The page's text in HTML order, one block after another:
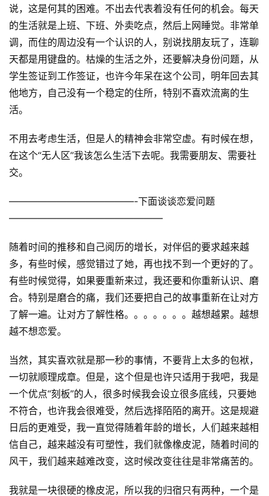
说，这是何其的困难。不出去代表着没有任何的机会。每天
的生活就是上班、下班、外卖吃点，然后上网睡觉。非常单
调，而住的周边没有一个认识的人，别说找朋友玩了，连聊
天都是用键盘的。枯燥的生活之外，还要解决身份问题，从
学生签证到工作签证，也许今年呆在这个公司，明年回去其
他地方，自己没有一个稳定的住所，特别不喜欢流离的生
活。
不用去考虑生活，但是人的精神会非常空虚。有时候在想，
在这个“无人区”我该怎么生活下去呢。我需要朋友、需要社
交。
—————————————-下面谈谈恋爱问题
————————————————
随着时间的推移和自己阅历的增长，对伴侣的要求越来越
多，有些时候，感觉错过了她，再也找不到一个更好的了。
有些时候觉得，如果要重新来过，我还要和你重新认识、磨
合。特别是磨合的痛，我们还要把自己的故事重新在让对方
了解一遍。让对方了解性格。。。。。。。越想越累。越想
越不想恋爱。
当然，其实喜欢就是那一秒的事情，不要背上太多的包袱，
一切就顺理成章。但是，这个但是也许只适用于我吧，我是
一个优点“刻板”的人，很多时候我会设立很多底线，只要她
不符合，也许我会很难受，然后选择陌陌的离开。这是规避
日后的更难受，我一直觉得随着年龄的增长，人们越来越相
信自己，越来越没有可塑性，我们就像橡皮泥，随着时间的
风干，我们越来越难改变，这时候改变往往是非常痛苦的。
我就是一块很硬的橡皮泥，所以我的归宿只有两种，一个是